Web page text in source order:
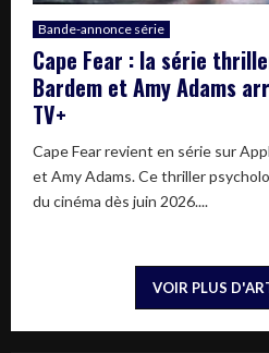
Bande-annonce série
Cape Fear : la série
Bardem et Amy Adams
TV+
Cape Fear revient en série sur
et Amy Adams. Ce thriller
du cinéma dès juin 2026....
VOIR PLUS